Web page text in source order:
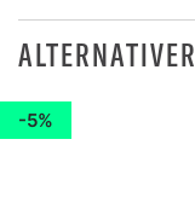
ALTERNATIVER
5%